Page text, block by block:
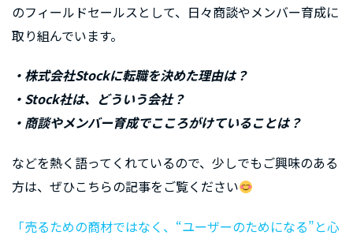
のフィールドセールスとして、日々商談やメンバー育成に
取り組んでいます。
・株式会社Stockに転職を決めた理由は？
・Stock社は、どういう会社？
・商談やメンバー育成でこころがけていることは？
などを熱く語ってくれているので、少しでもご興味のある
方は、ぜひこちらの記事をご覧ください
「売るための商材ではなく、“ユーザーのためになる”と⼼